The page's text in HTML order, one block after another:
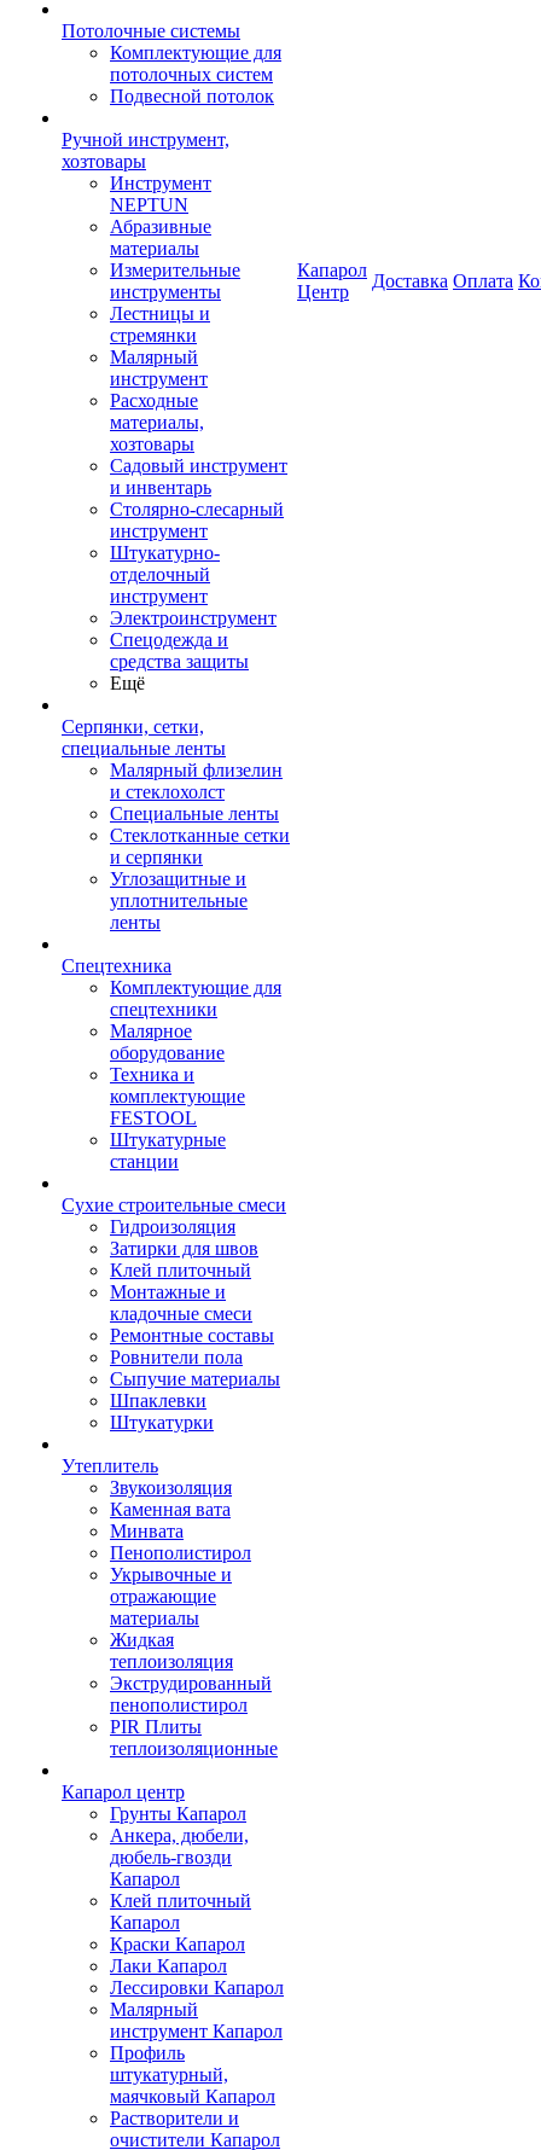
Потолочные системы
Комплектующие для
потолочных систем
Подвесной потолок
Ручной инструмент,
хозтовары
Инструмент
NEPTUN
Абразивные
материалы
Измерительные
инструменты
Лестницы и
стремянки
Малярный
инструмент
Расходные
материалы,
хозтовары
Садовый инструмент
и инвентарь
Столярно-слесарный
инструмент
Штукатурно-
отделочный
инструмент
Электроинструмент
Спецодежда и
средства защиты
Ещё
Серпянки, сетки,
специальные ленты
Малярный флизелин
и стеклохолст
Специальные ленты
Стеклотканные сетки
и серпянки
Углозащитные и
уплотнительные
ленты
Спецтехника
Комплектующие для
спецтехники
Малярное
оборудование
Техника и
комплектующие
FESTOOL
Штукатурные
станции
Сухие строительные смеси
Гидроизоляция
Затирки для швов
Клей плиточный
Монтажные и
кладочные смеси
Ремонтные составы
Ровнители пола
Сыпучие материалы
Шпаклевки
Штукатурки
Утеплитель
Звукоизоляция
Каменная вата
Минвата
Пенополистирол
Укрывочные и
отражающие
материалы
Жидкая
теплоизоляция
Экструдированный
пенополистирол
PIR Плиты
теплоизоляционные
Капарол центр
Грунты Капарол
Анкера, дюбели,
дюбель-гвозди
Капарол
Клей плиточный
Капарол
Краски Капарол
Лаки Капарол
Лессировки Капарол
Малярный
инструмент Капарол
Профиль
штукатурный,
маячковый Капарол
Растворители и
очистители Капарол
Капарол
Центр
Доставка Оплата